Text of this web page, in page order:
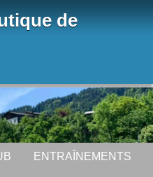
de
ENTRAÎNEMENTS